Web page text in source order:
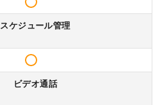
スケジュール管理
ビデオ通話